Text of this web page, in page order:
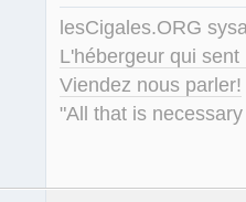
lesCigales.ORG
L'hébergeur qui
Viendez nous parler!
"All that is